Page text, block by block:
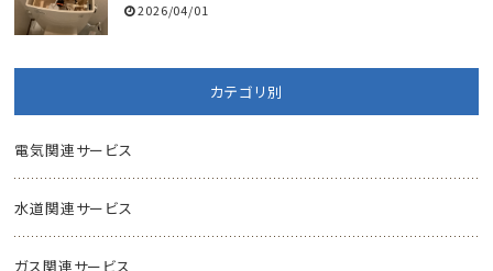
2026/04/01
カテゴリ別
電気関連サービス
水道関連サービス
ガス関連サービス